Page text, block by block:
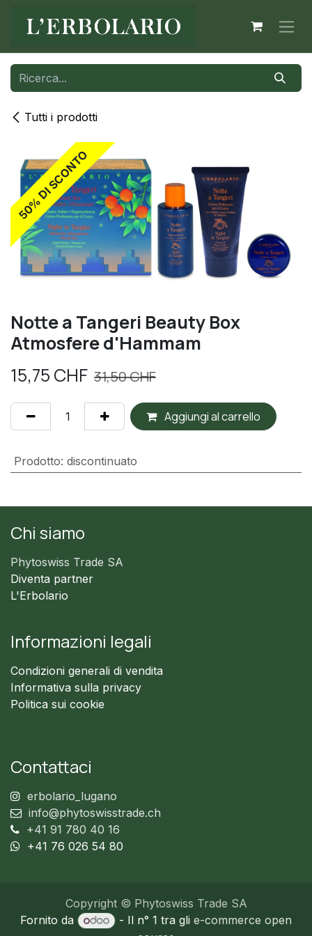
Tutti i prodotti
50% DI SCONTO
Notte a Tangeri Beauty Box
Atmosfere d'Hammam
15,75 CHF 31,50CHF
Aggiungi al carrello
Prodotto: discontinuato
Chi siamo
Phytoswiss Trade SA
Diventa partner
L'Erbolario
Informazioni legali
Condizioni generali di vendita
Informativa sulla privacy
Politica sui cookie
Contattaci
erbolario_lugano
info@phytoswisstrade.ch
+41 91 780 40 16
+41 76 026 54 80
Copyright © Phytoswiss Trade SA
Fornito da
- Il n° 1 tra gli e-commerce open